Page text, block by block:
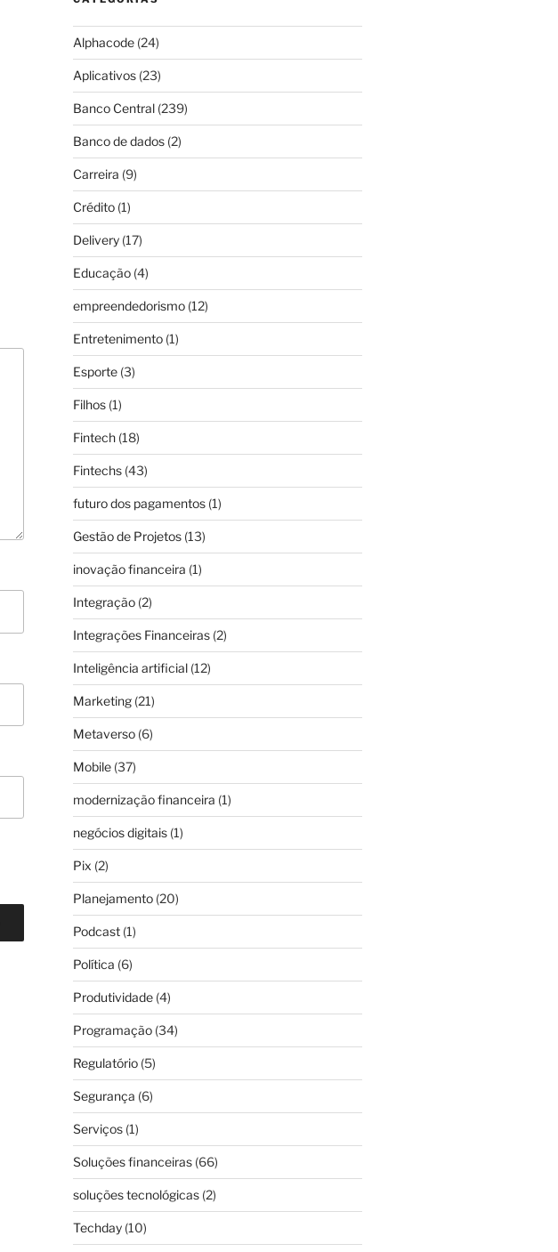
Alphacode(24)
Aplicativos(23)
Banco Central(239)
Banco de dados(2)
Carreira (9)
Crédito(1)
Delivery(17)
Educação(4)
empreendedorismo(12)
Entretenimento(1)
Esporte(3)
Filhos(1)
Fintech(18)
Fintechs(43)
futuro dos pagamentos(1)
Gestão de Projetos(13)
inovação financeira (1)
Integração(2)
Integrações Financeiras(2)
Inteligência artificial(12)
Marketing(21)
Metaverso(6)
Mobile(37)
modernização financeira (1)
negócios digitais(1)
Pix (2)
Planejamento(20)
Podcast(1)
Política (6)
Produtividade(4)
Programação(34)
Regulatório(5)
Segurança (6)
Serviços(1)
Soluções financeiras(66)
soluções tecnológicas(2)
Techday(10)